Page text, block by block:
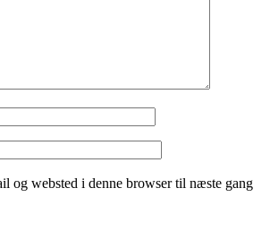
og websted i denne browser til næste gang